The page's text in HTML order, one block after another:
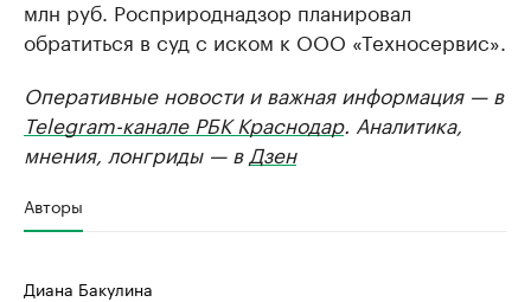
млн руб. Росприроднадзор планировал
обратиться в суд с иском к ООО «Техносервис».
Оперативные новости и важная информация — в
Telegram-канале РБК Краснодар. Аналитика,
мнения, лонгриды — в Дзен
Авторы
Диана Бакулина